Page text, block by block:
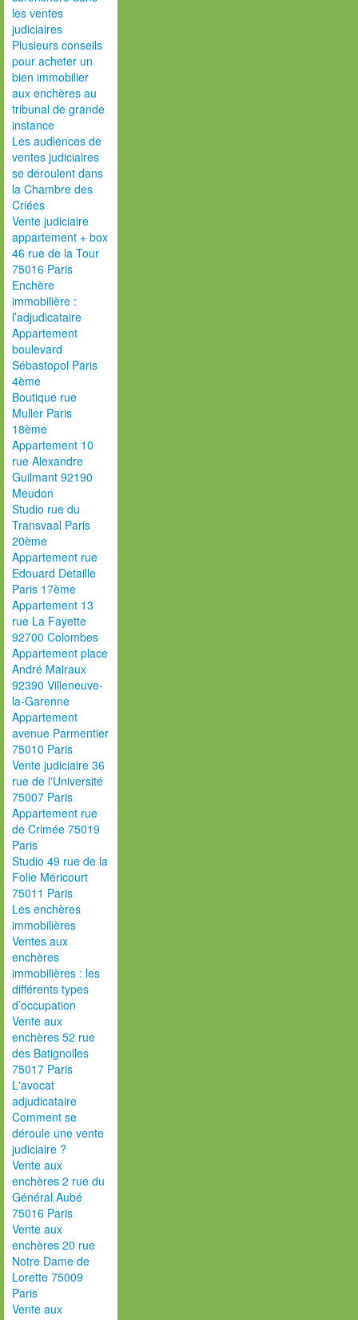
les ventes
judiciaires
Plusieurs conseils
pour acheter un
bien immobilier
aux enchères au
tribunal de grande
instance
Les audiences de
ventes judiciaires
se déroulent dans
la Chambre des
Criées
Vente judiciaire
appartement + box
46 rue de la Tour
75016 Paris
Enchère
immobilière :
l’adjudicataire
Appartement
boulevard
Sébastopol Paris
4ème
Boutique rue
Muller Paris
18ème
Appartement 10
rue Alexandre
Guilmant 92190
Meudon
Studio rue du
Transvaal Paris
20ème
Appartement rue
Edouard Detaille
Paris 17ème
Appartement 13
rue La Fayette
92700 Colombes
Appartement place
André Malraux
92390 Villeneuve-
la-Garenne
Appartement
avenue Parmentier
75010 Paris
Vente judiciaire 36
rue de l'Université
75007 Paris
Appartement rue
de Crimée 75019
Paris
Studio 49 rue de la
Folie Méricourt
75011 Paris
Les enchères
immobilières
Ventes aux
enchères
immobilières : les
différents types
d’occupation
Vente aux
enchères 52 rue
des Batignolles
75017 Paris
L'avocat
adjudicataire
Comment se
déroule une vente
judiciaire ?
Vente aux
enchères 2 rue du
Général Aubé
75016 Paris
Vente aux
enchères 20 rue
Notre Dame de
Lorette 75009
Paris
Vente aux